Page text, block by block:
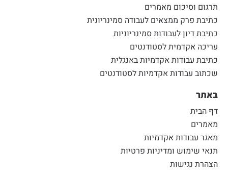
תרגום וסיכום מאמרים
כתיבת פרק ממצאים לעבודה סמינריונית
כתיבת דיון לעבודות סמינריוניות
עריכה אקדמית לסטודנטים
כתיבת עבודות אקדמיות באנגלית
שכתוב עבודות אקדמיות לסטודנטים
באתר
דף הבית
מאמרים
מאגר עבודות אקדמיות
תנאי שימוש ומדיניות פרטיות
הצהרת נגישות